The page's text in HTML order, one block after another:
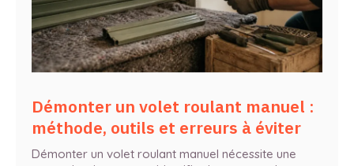
Démonter un volet roulant manuel :
méthode, outils et erreurs à éviter
Démonter un volet roulant manuel nécessite une